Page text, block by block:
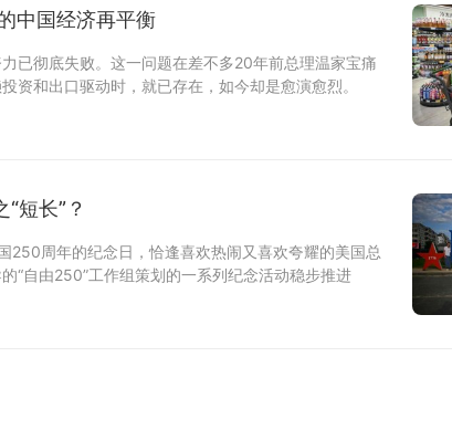
中国经济再平衡
已彻底失败。这一问题在差不多20年前总理温家宝痛
资和出口驱动时，就已存在，如今却是愈演愈烈。
短长”？
250周年的纪念日，恰逢喜欢热闹又喜欢夸耀的美国总
“自由250”工作组策划的一系列纪念活动稳步推进